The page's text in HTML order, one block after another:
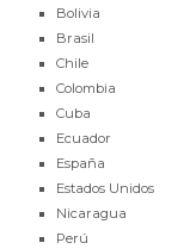
Bolivia
Brasil
Chile
Colombia
Cuba
Ecuador
España
Estados Unidos
Nicaragua
Perú